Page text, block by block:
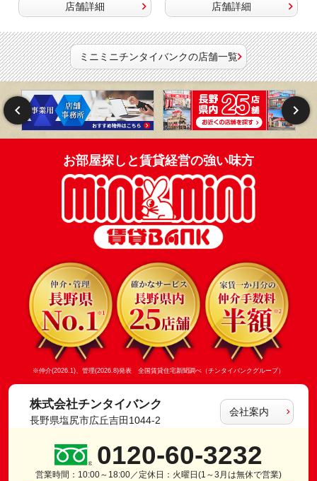
店舗詳細
店舗詳細
ミニミニチンタイバンクの店舗一覧
お部屋探しと賃貸経営の強い味方
※仲介(2026.1)、管理(2026.8)発表 全国賃貸住宅新聞調べ（チンタイバンクグループ）
株式会社チンタイバンク
長野県塩尻市広丘吉田1044-2
会社案内
0120-60-3232
営業時間：10:00～18:00／定休日：火曜日(1～3月は無休で営業)